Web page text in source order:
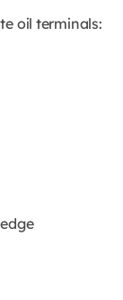
oil terminals: